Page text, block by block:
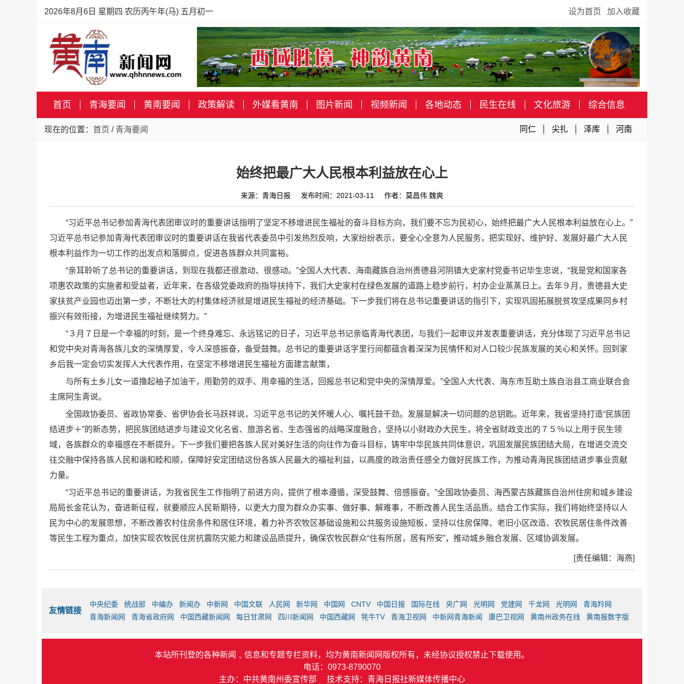
2026年8月6日 星期四 农历丙午年(马) 五月初一 设为首页 加入收藏
首页 青海要闻 黄南要闻 政策解读 外媒看黄南 图片新闻 视频新闻 各地动态 民生在线 文化旅游 综合信息
现在的位置： 首页 / 青海要闻 同仁 尖扎 泽库 河南
始终把最广大人民根本利益放在心上
来源：青海日报 发布时间：2021-03-11 作者：莫昌伟 魏爽
“习近平总书记参加青海代表团审议时的重要讲话指明了坚定不移增进民生福祉的奋斗目标方向，我们要不忘为民初心，始终把最广大人民根本利益放在心上。”
习近平总书记参加青海代表团审议时的重要讲话在我省代表委员中引发热烈反响，大家纷纷表示，要全心全意为人民服务，把实现好、维护好、发展好最广大人民
根本利益作为一切工作的出发点和落脚点，促进各族群众共同富裕。
“亲耳聆听了总书记的重要讲话，到现在我都还很激动、很感动。”全国人大代表、海南藏族自治州贵德县河阴镇大史家村党委书记毕生忠说，“我是党和国家各
项惠农政策的实施者和受益者，近年来，在各级党委政府的指导扶持下，我们大史家村在绿色发展的道路上稳步前行，村办企业蒸蒸日上。去年９月，贵德县大史
家扶贫产业园也迈出第一步，不断壮大的村集体经济就是增进民生福祉的经济基础。下一步我们将在总书记重要讲话的指引下，实现巩固拓展脱贫攻坚成果同乡村
振兴有效衔接，为增进民生福祉继续努力。”
“３月７日是一个幸福的时刻，是一个终身难忘、永远铭记的日子，习近平总书记亲临青海代表团，与我们一起审议并发表重要讲话，充分体现了习近平总书记
和党中央对青海各族儿女的深情厚爱，令人深感振奋，备受鼓舞。总书记的重要讲话字里行间都蕴含着深深为民情怀和对人口较少民族发展的关心和关怀。回到家
乡后我一定会切实发挥人大代表作用，在坚定不移增进民生福祉方面建言献策，
与所有土乡儿女一道撸起袖子加油干，用勤劳的双手、用幸福的生活，回报总书记和党中央的深情厚爱。”全国人大代表、海东市互助土族自治县工商业联合会
主席阿生青说。
全国政协委员、省政协常委、省伊协会长马跃祥说，习近平总书记的关怀暖人心、嘱托鼓干劲。发展是解决一切问题的总钥匙。近年来，我省坚持打造“民族团
结进步＋”的新态势，把民族团结进步与建设文化名省、旅游名省、生态强省的战略深度融合，坚持以小财政办大民生，将全省财政支出的７５％以上用于民生领
域，各族群众的幸福感在不断提升。下一步我们要把各族人民对美好生活的向往作为奋斗目标，铸牢中华民族共同体意识，巩固发展民族团结大局，在增进交流交
往交融中保持各族人民和谐和睦和顺，保障好安定团结这份各族人民最大的福祉利益，以高度的政治责任感全力做好民族工作，为推动青海民族团结进步事业贡献
力量。
“习近平总书记的重要讲话，为我省民生工作指明了前进方向，提供了根本遵循，深受鼓舞、倍感振奋。”全国政协委员、海西蒙古族藏族自治州住房和城乡建设
局局长金花认为，奋进新征程，就要顺应人民新期待，以更大力度为群众办实事、做好事、解难事，不断改善人民生活品质。结合工作实际，我们将始终坚持以人
民为中心的发展思想，不断改善农村住房条件和居住环境，着力补齐农牧区基础设施和公共服务设施短板，坚持以住房保障、老旧小区改造、农牧民居住条件改善
等民生工程为重点，加快实现农牧民住房抗震防灾能力和建设品质提升，确保农牧民群众“住有所居，居有所安”，推动城乡融合发展、区域协调发展。
[责任编辑：海燕]
友情链接
中央纪委 统战部 中编办 新闻办 中新网 中国文联 人民网 新华网 中国网 CNTV 中国日报 国际在线 央广网 光明网 党建网 千龙网 光明网
青海羚网
青海新闻网
青海省政府网 中国西藏新闻网 每日甘肃网 四川新闻网 中国西藏网 牦牛TV 青海卫视网 中新网青海新闻 康巴卫视网 黄南州政务在线 黄南报数字版
本站所刊登的各种新闻﹑信息和专题专栏资料，均为黄南新闻网版权所有，未经协议授权禁止下载使用。
电话：0973-8790070
主办：中共黄南州委宣传部 技术支持：青海日报社新媒体传播中心